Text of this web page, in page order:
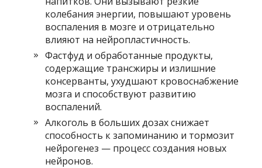
колебания энергии, повышают уровень
воспаления в мозге и отрицательно
влияют на нейропластичность.
Фастфуд и обработанные продукты,
содержащие трансжиры и излишние
консерванты, ухудшают кровоснабжение
мозга и способствуют развитию
воспалений.
Алкоголь в больших дозах снижает
способность к запоминанию и тормозит
нейрогенез — процесс создания новых
нейронов.